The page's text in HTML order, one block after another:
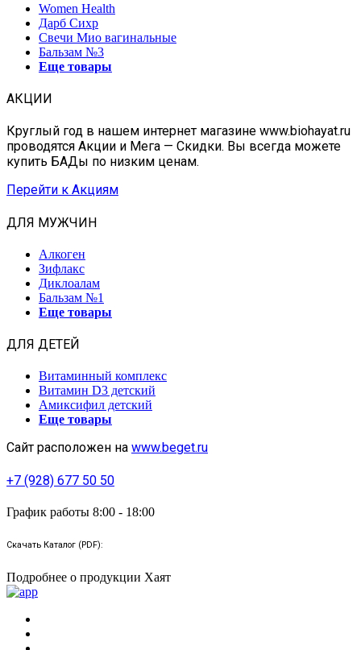
Women Health
Дарб Сихр
Свечи Мио вагинальные
Бальзам №3
Еще товары
АКЦИИ
Круглый год в нашем интернет магазине www.biohayat.ru
проводятся Акции и Мега — Скидки. Вы всегда можете
купить БАДы по низким ценам.
Перейти к Акциям
ДЛЯ МУЖЧИН
Алкоген
Зифлакс
Диклоалам
Бальзам №1
Еще товары
ДЛЯ ДЕТЕЙ
Витаминный комплекс
Витамин D3 детский
Амиксифил детский
Еще товары
Сайт расположен на www.beget.ru
+7 (928) 677 50 50
График работы 8:00 - 18:00
Скачать Каталог (PDF):
Подробнее о продукции Хаят